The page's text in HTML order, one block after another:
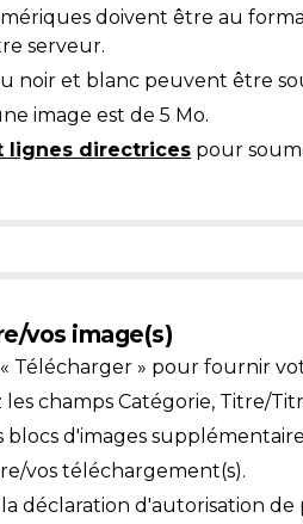
doivent être au
serveur.
noir et blanc peuvent être
image est de 5 Mo.
lignes directrices pour
vos image(s)
Télécharger » pour fournir
les champs Catégorie, Titre/
d'images
vos téléchargement(s).
déclaration d'autorisation